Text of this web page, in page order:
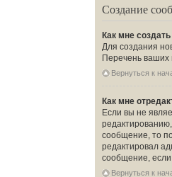
Создание
Как мне
Для создания
Перечень ваших
Вернуться к
Как мне
Если вы не
сообщение, то
редактировал
сообщение, если
Вернуться к